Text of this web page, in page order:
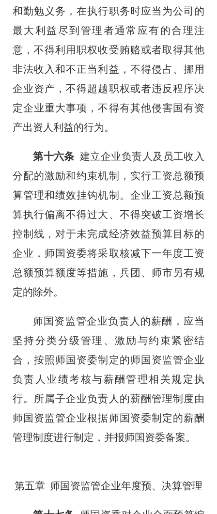
和勤勉义务，在执行职务时应当为公司的
最大利益尽到管理者通常应有的合理注
意，不得利用职权收受贿赂或者取得其他
非法收入和不正当利益，不得侵占、挪用
企业资产，不得超越职权或者违反程序决
定企业重大事项，不得有其他侵害国有资
产出资人利益的行为。
第十六条 建立企业负责人及员工收入
分配的激励和约束机制，实行工资总额预
算管理和绩效挂钩机制。企业工资总额预
算执行偏离不得过大、 不得突破工资增长
控制线 ，对于未完成经济效益预算目标的
企业，师国资委将采取核减下一年度工资
总额预算额度等措施 ，兵团、师市另有规
定的除外。
师国资监管企业负责人的薪酬， 应当
坚持分类分级管理 、 激励与约束紧密结
合 ，按照师国资委制定的师国资监管企业
负责人业绩考核与薪酬 管理相关规定执
行。 所属子企业负责人 的薪酬管理制度由
师国资监管企业根据师国资委制定的薪酬
管理制度进行制定 ， 并报师国资委备案。
第五章 师国资监管企业年度预、决算管理